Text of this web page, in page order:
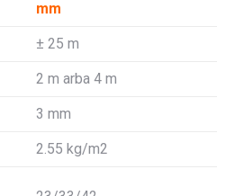
mm
± 25 m
2 m arba 4 m
3 mm
2.55 kg/m2